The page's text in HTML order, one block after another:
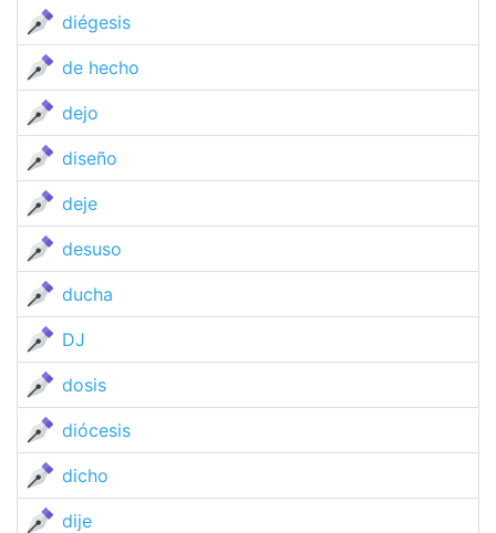
diégesis
de hecho
dejo
diseño
deje
desuso
ducha
DJ
dosis
diócesis
dicho
dije